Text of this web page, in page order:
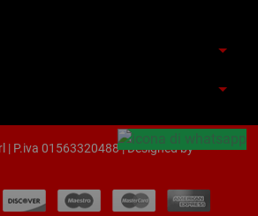
P.iva 01563320488 | Designed by